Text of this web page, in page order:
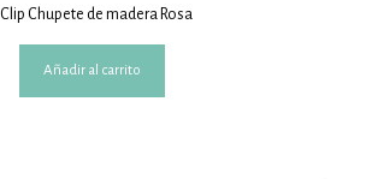
Clip Chupete de madera Rosa
Añadir al carrito